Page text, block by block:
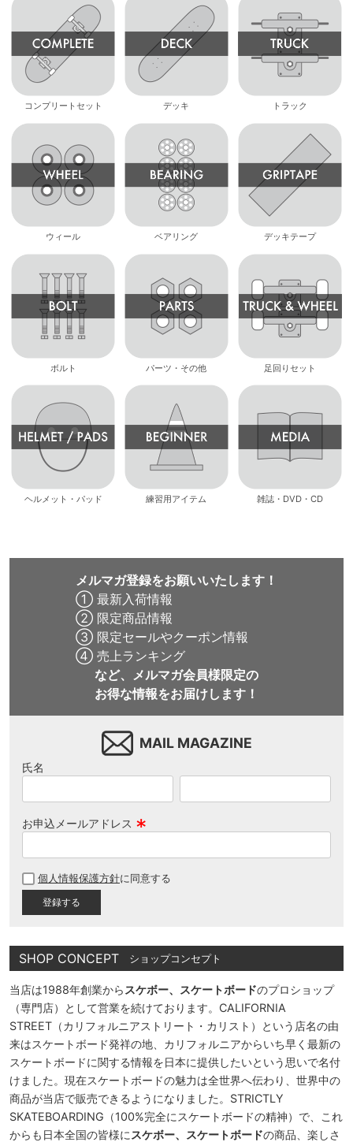
コンプリートセット デッキ トラック
ウィール ベアリング デッキテープ
ボルト パーツ・その他 足回りセット
ヘルメット・パッド 練習用アイテム 雑誌・DVD・CD
メルマガ登録をお願いいたします！
① 最新入荷情報
② 限定商品情報
③ 限定セールやクーポン情報
④ 売上ランキング
など、メルマガ会員様限定の
お得な情報をお届けします！
MAIL MAGAZINE
氏名
お申込メールアドレス
須
個人情報保護方針に同意する
SHOP CONCEPT ショップコンセプト
当店は1988年創業から スケボー、スケートボードのプロショップ
（専門店）として営業を続けております。CALIFORNIA
STREET（カリフォルニアストリート・カリスト）という店名の由
来はスケートボード発祥の地、カリフォルニアからいち早く最新の
スケートボードに関する情報を日本に提供したいという思いで名付
けました。現在スケートボードの魅力は全世界へ伝わり、世界中の
商品が当店で販売できるようになりました。STRICTLY
SKATEBOARDING（100%完全にスケートボードの精神）で、これ
からも日本全国の皆様に スケボー、スケートボードの商品、楽しさ